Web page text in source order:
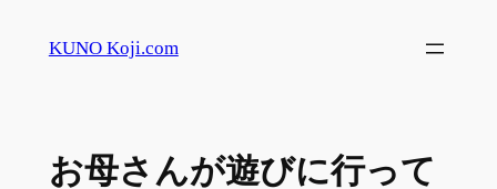
KUNO Koji.com
お母さんが遊びに行って